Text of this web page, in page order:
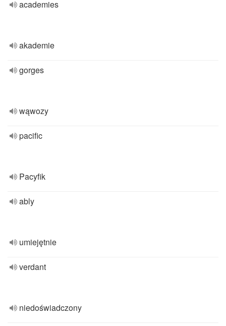
academies
akademie
gorges
wąwozy
pacific
Pacyfik
ably
umiejętnie
verdant
niedoświadczony